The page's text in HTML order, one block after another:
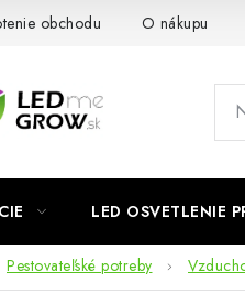
obchodu O nákupu
LED OSVETLENIE
Pestovateľské potreby